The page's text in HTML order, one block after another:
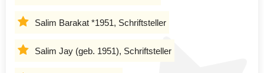
Salim Barakat *1951, Schriftsteller
Salim Jay (geb. 1951), Schriftsteller